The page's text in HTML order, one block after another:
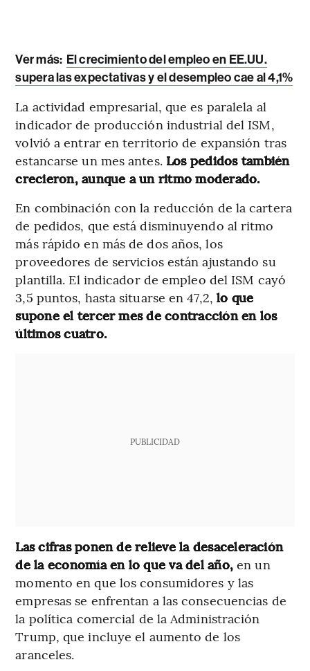
Ver más: El crecimiento del empleo en EE.UU.
supera las expectativas y el desempleo cae al 4,1%
La actividad empresarial, que es paralela al
indicador de producción industrial del ISM,
volvió a entrar en territorio de expansión tras
estancarse un mes antes. Los pedidos también
crecieron, aunque a un ritmo moderado.
En combinación con la reducción de la cartera
de pedidos, que está disminuyendo al ritmo
más rápido en más de dos años, los
proveedores de servicios están ajustando su
plantilla. El indicador de empleo del ISM cayó
3,5 puntos, hasta situarse en 47,2, lo que
supone el tercer mes de contracción en los
últimos cuatro.
PUBLICIDAD
Las cifras ponen de relieve la desaceleración
de la economía en lo que va del año, en un
momento en que los consumidores y las
empresas se enfrentan a las consecuencias de
la política comercial de la Administración
Trump, que incluye el aumento de los
aranceles.